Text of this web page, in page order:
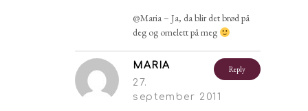
@Maria – Ja, da blir det brød på
deg og omelett på meg
Reply
MARIA
27.
september 2011